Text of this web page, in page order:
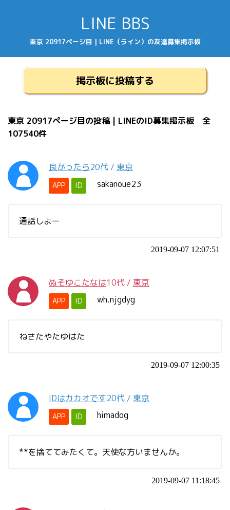
LINE BBS
東京 20917ページ目 | LINE（ライン）の友達募集掲示板
掲示板に投稿する
東京 20917ページ目の投稿 | LINEのID募集掲示板 全
107540件
良かったら20代 / 東京
APP ID sakanoue23
通話しよー
2019-09-07 12:07:51
ぬそゆこたなは10代 / 東京
APP ID wh.njgdyg
ねさたやたゆはた
2019-09-07 12:00:35
IDはカカオです20代 / 東京
APP ID himadog
**を捨ててみたくて。天使な方いませんか。
2019-09-07 11:18:45